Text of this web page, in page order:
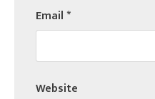
Email*
Website